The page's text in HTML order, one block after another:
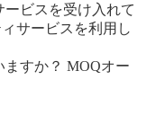
ビスを受け入れて
サービスを利用し
すか？ MOQオー